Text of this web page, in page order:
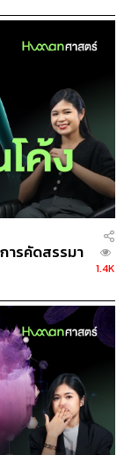
ารคัดสรรมา
1.4K